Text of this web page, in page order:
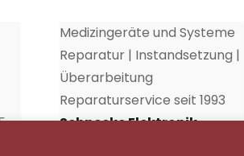
Medizingeräte und Systeme
Reparatur | Instandsetzung |
Überarbeitung
Reparaturservice seit 1993
Schnecke Elektronik